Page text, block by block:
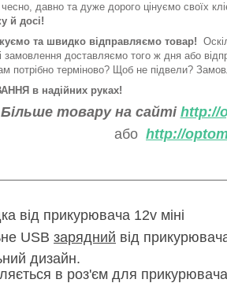
давно та дуже дорого цінуємо своїх
й досі!
та швидко відправляємо товар!
замовлення доставляємо того ж дня або
потрібно терміново? Щоб не підвели?
в надійних руках!
Більше товару на сайті http://
http://
від прикурювача 12v міні
USB зарядний від
дизайн.
в роз'єм для